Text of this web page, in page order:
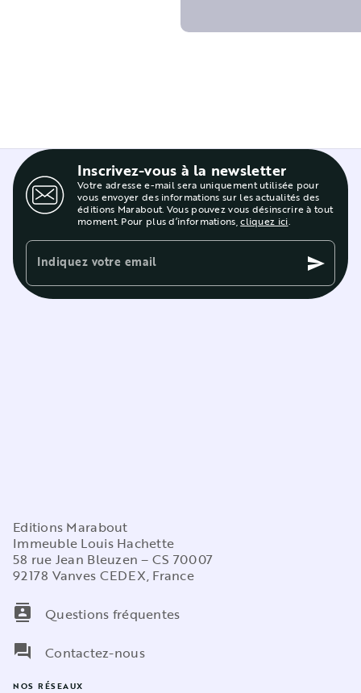
Inscrivez-vous à la newsletter
Votre adresse e-mail sera uniquement utilisée pour
vous envoyer des informations sur les actualités des
éditions Marabout. Vous pouvez vous désinscrire à tout
moment. Pour plus d’informations,cliquez ici.
Indiquez votre email send
Editions Marabout
Immeuble Louis Hachette
58 rue Jean Bleuzen – CS 70007
92178 Vanves CEDEX, France
contacts
Questions fréquentes
question_answer
Contactez-nous
NOS RÉSEAUX